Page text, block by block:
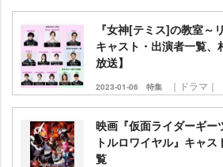
『女神[テミス]の教室～
キャスト・出演者一覧
放送】
2023-01-06 特集 ｜ドラマ｜
映画『仮面ライダーギー
トルロワイヤル』キャ
覧